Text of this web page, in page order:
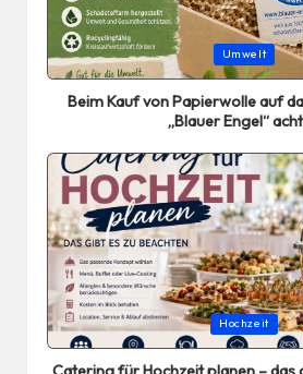
Posted
in
Umwelt
Beim Kauf von Papierwolle auf
„Blauer Engel“
Posted
in
Hochzeit